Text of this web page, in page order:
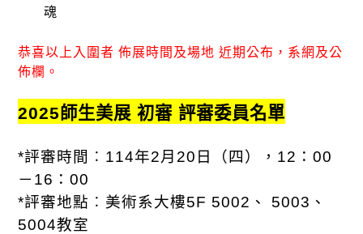
魂
恭喜以上入圍者 佈展時間及場地 近期公布，系網及公
佈欄。
2025師生美展 初審 評審委員名單
*評審時間︰ 114年2月 20 日（四）， 12 ：00
－ 16 ：00
*評審地點︰美術系大樓5F 5002 、 5003 、
5004教室